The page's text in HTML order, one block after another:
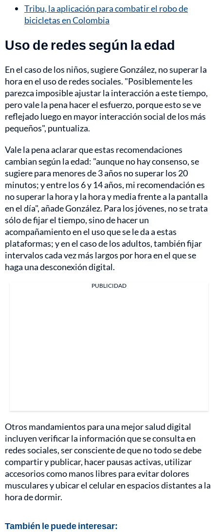
Tribu, la aplicación para combatir el robo de
bicicletas en Colombia
Uso de redes según la edad
En el caso de los niños, sugiere González, no superar la
hora en el uso de redes sociales. "Posiblemente les
parezca imposible ajustar la interacción a este tiempo,
pero vale la pena hacer el esfuerzo, porque esto se ve
reflejado luego en mayor interacción social de los más
pequeños", puntualiza.
Vale la pena aclarar que estas recomendaciones
cambian según la edad: "aunque no hay consenso, se
sugiere para menores de 3 años no superar los 20
minutos; y entre los 6 y 14 años, mi recomendación es
no superar la hora y la hora y media frente a la pantalla
en el día", añade González. Para los jóvenes, no se trata
sólo de fijar el tiempo, sino de hacer un
acompañamiento en el uso que se le da a estas
plataformas; y en el caso de los adultos, también fijar
intervalos cada vez más largos por hora en el que se
haga una desconexión digital.
PUBLICIDAD
Otros mandamientos para una mejor salud digital
incluyen verificar la información que se consulta en
redes sociales, ser consciente de que no todo se debe
compartir y publicar, hacer pausas activas, utilizar
accesorios como manos libres para evitar dolores
musculares y ubicar el celular en espacios distantes a la
hora de dormir.
También le puede interesar: